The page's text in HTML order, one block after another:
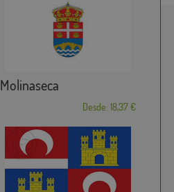
Molinaseca
Desde: 18,37 €